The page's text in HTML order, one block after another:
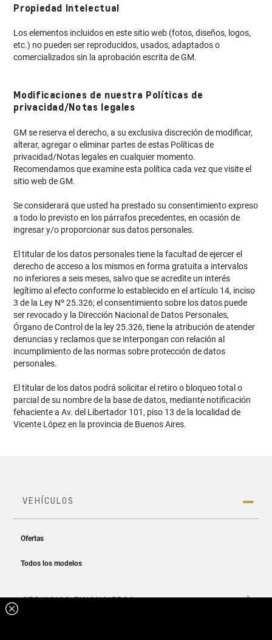
Propiedad Intelectual
Los elementos incluidos en este sitio web (fotos, diseños, logos,
etc.) no pueden ser reproducidos, usados, adaptados o
comercializados sin la aprobación escrita de GM.
Modificaciones de nuestra Políticas de
privacidad/Notas legales
GM se reserva el derecho, a su exclusiva discreción de modificar,
alterar, agregar o eliminar partes de estas Políticas de
privacidad/Notas legales en cualquier momento.
Recomendamos que examine esta política cada vez que visite el
sitio web de GM.
Se considerará que usted ha prestado su consentimiento expreso
a todo lo previsto en los párrafos precedentes, en ocasión de
ingresar y/o proporcionar sus datos personales.
El titular de los datos personales tiene la facultad de ejercer el
derecho de acceso a los mismos en forma gratuita a intervalos
no inferiores a seis meses, salvo que se acredite un interés
legítimo al efecto conforme lo establecido en el artículo 14, inciso
3 de la Ley Nº 25.326; el consentimiento sobre los datos puede
ser revocado y la Dirección Nacional de Datos Personales,
Órgano de Control de la ley 25.326, tiene la atribución de atender
denuncias y reclamos que se interpongan con relación al
incumplimiento de las normas sobre protección de datos
personales.
El titular de los datos podrá solicitar el retiro o bloqueo total o
parcial de su nombre de la base de datos, mediante notificación
fehaciente a Av. del Libertador 101, piso 13 de la localidad de
Vicente López en la provincia de Buenos Aires.